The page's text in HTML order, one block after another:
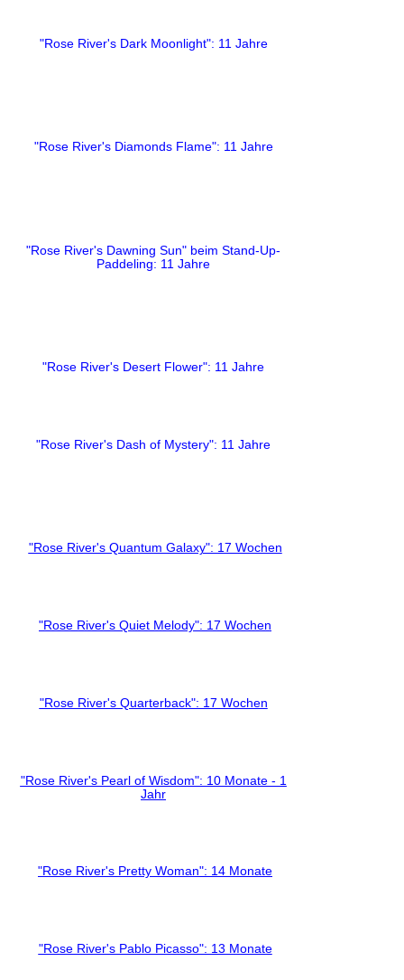
"Rose River's Dark Moonlight": 11 Jahre
"Rose River's Diamonds Flame": 11 Jahre
"Rose River's Dawning Sun" beim Stand-Up-
Paddeling: 11 Jahre
"Rose River's Desert Flower": 11 Jahre
"Rose River's Dash of Mystery": 11 Jahre
"Rose River's Quantum Galaxy": 17 Wochen
"Rose River's Quiet Melody": 17 Wochen
"Rose River's Quarterback": 17 Wochen
"Rose River's Pearl of Wisdom": 10 Monate - 1
Jahr
"Rose River's Pretty Woman": 14 Monate
"Rose River's Pablo Picasso": 13 Monate